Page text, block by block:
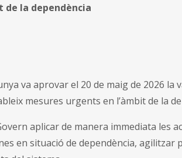
la dependència
va aprovar el 20 de maig de 2026 la
mesures urgents en l’àmbit de la
aplicar de manera immediata les
en situació de dependència, agilitzar